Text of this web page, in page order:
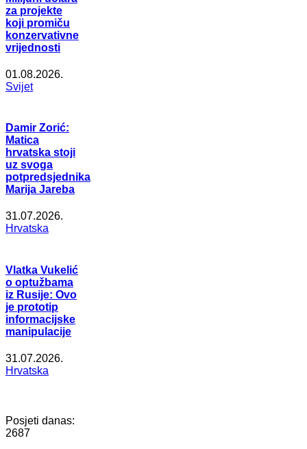
za projekte
koji promiču
konzervativne
vrijednosti
01.08.2026.
Svijet
Damir Zorić:
Matica
hrvatska stoji
uz svoga
potpredsjednika
Marija Jareba
31.07.2026.
Hrvatska
Vlatka Vukelić
o optužbama
iz Rusije: Ovo
je prototip
informacijske
manipulacije
31.07.2026.
Hrvatska
Posjeti danas:
2687